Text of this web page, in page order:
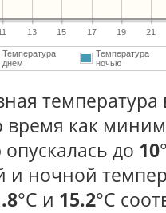
13 15 17 19 21
Температура
днем
Температура
ночью
температура
время как
до 10
и ночной
°С и 15.2°С